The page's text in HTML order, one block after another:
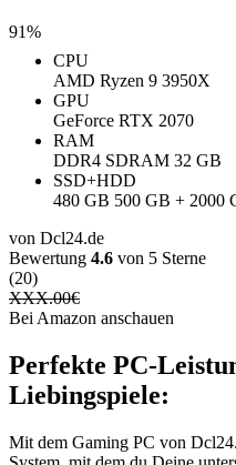
91%
CPU
AMD Ryzen 9 3950X
GPU
GeForce RTX 2070
RAM
DDR4 SDRAM 32 GB
SSD+HDD
480 GB 500 GB + 2000
von Dcl24.de
Bewertung 4.6 von 5 Sterne
(20)
XXX.00€
Bei Amazon anschauen
Perfekte PC-
Liebingspiele:
Mit dem Gaming PC von